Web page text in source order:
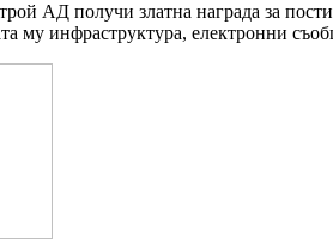
АД получи златна награда за
му инфраструктура, електронни